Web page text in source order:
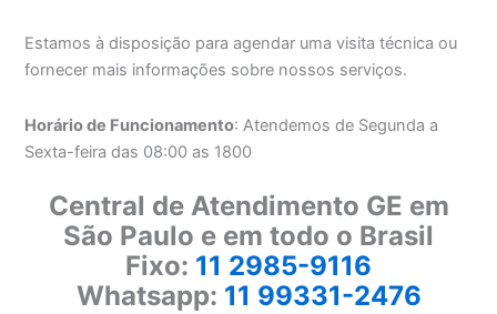
Estamos à disposição para agendar uma visita técnica ou
fornecer mais informações sobre nossos serviços.
Horário de Funcionamento: Atendemos de Segunda a
Sexta-feira das 08:00 as 1800
Central de Atendimento GE em
São Paulo e em todo o Brasil
Fixo: 11 2985-9116
Whatsapp: 11 99331-2476